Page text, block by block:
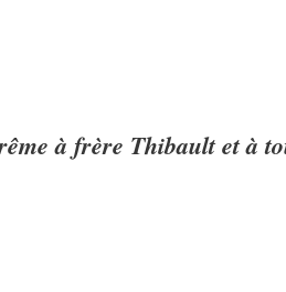
à frère Thibault et à